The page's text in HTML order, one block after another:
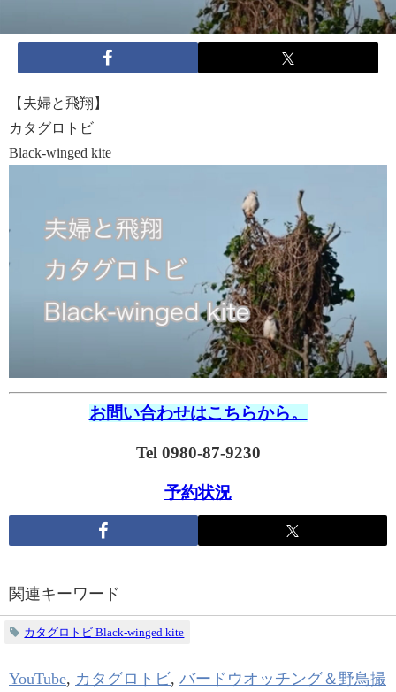
【夫婦と飛翔】
カタグロトビ
Black-winged kite
お問い合わせはこちらから。
Tel 0980-87-9230
予約状況
関連キーワード
カタグロトビ Black-winged kite
YouTube, カタグロトビ, バードウオッチング＆野鳥撮